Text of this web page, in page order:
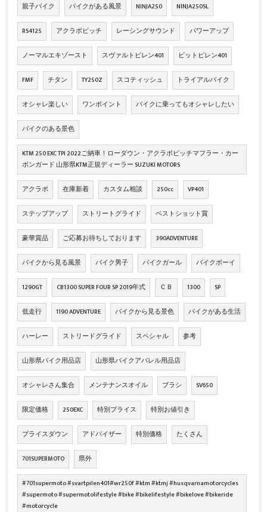
親子バイク バイクがある風景 NINJA250 NINJA250SL
RS4125 アクラボビッチ レーシングサウンド パワーアップ
ノーマルエキゾースト スヴァルトピレン401 ビットピレン401
FMF チタン TY250Z スコティッシュ トライアルバイク
オシャレ楽しい ワンポイント バイクに乗ってもオシャレしたい
バイクのある景色
KTM 250 EXC TPI 2022ご納車！ローダウン・アクラポビッチマフラー・カー
ボンガード 山形県KTM正規ディーラー SUZUKI MOTORS
アクラポ 在庫新着 カスタム相談 250cc VP401
ステップアップ ストリートグライド ベストショット賞
豪華賞品 ご応募お待ちしております 390ADVENTURE
バイクから見る風景 バイク男子 バイクガール バイクボーイ
1290GT CB1300 SUPER FOUR SP 2019年式 ＣＢ 1300 SP
低走行 1190 ADVENTURE バイクから見る景色 バイクがある生活
ハーレー ストリードグライド スペシャル 参考
山形県バイク用品店 山形県バイクアパレル用品店
オシャレさん集合 メンテナンスオイル ブラシ SV650
限定価格 250EXC 特別プライス 特別お値引き
プライスダウン アドバイザー 特別価格 たくさん
701SUPERMOTO 県外
#701supermoto #svartpilen401#wr250f #ktm #ktmj #husqvarnamotorcycles
#supermoto #supermotolifestyle #bike #bikelifestyle #bikelove #bikeride
#motorcycle